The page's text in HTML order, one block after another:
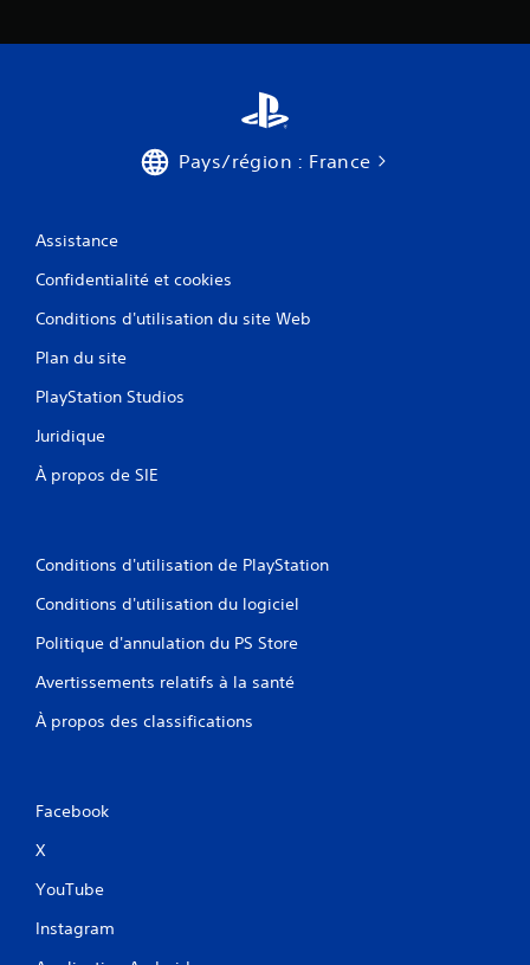
Pays/région : France
Assistance
Confidentialité et cookies
Conditions d'utilisation du site Web
Plan du site
PlayStation Studios
Juridique
À propos de SIE
Conditions d'utilisation de PlayStation
Conditions d'utilisation du logiciel
Politique d'annulation du PS Store
Avertissements relatifs à la santé
À propos des classifications
Facebook
X
YouTube
Instagram